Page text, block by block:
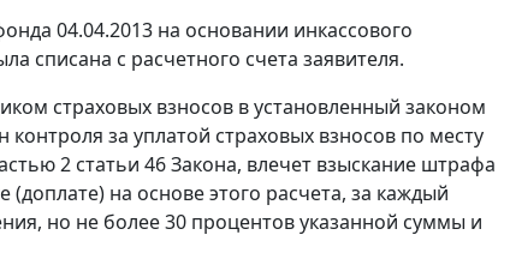
04.04.2013 на основании инкассового
списана с расчетного счета заявителя.
страховых взносов в установленный законом
за уплатой страховых взносов по месту
2 статьи 46 Закона, влечет взыскание штрафа
на основе этого расчета, за каждый
но не более 30 процентов указанной суммы и